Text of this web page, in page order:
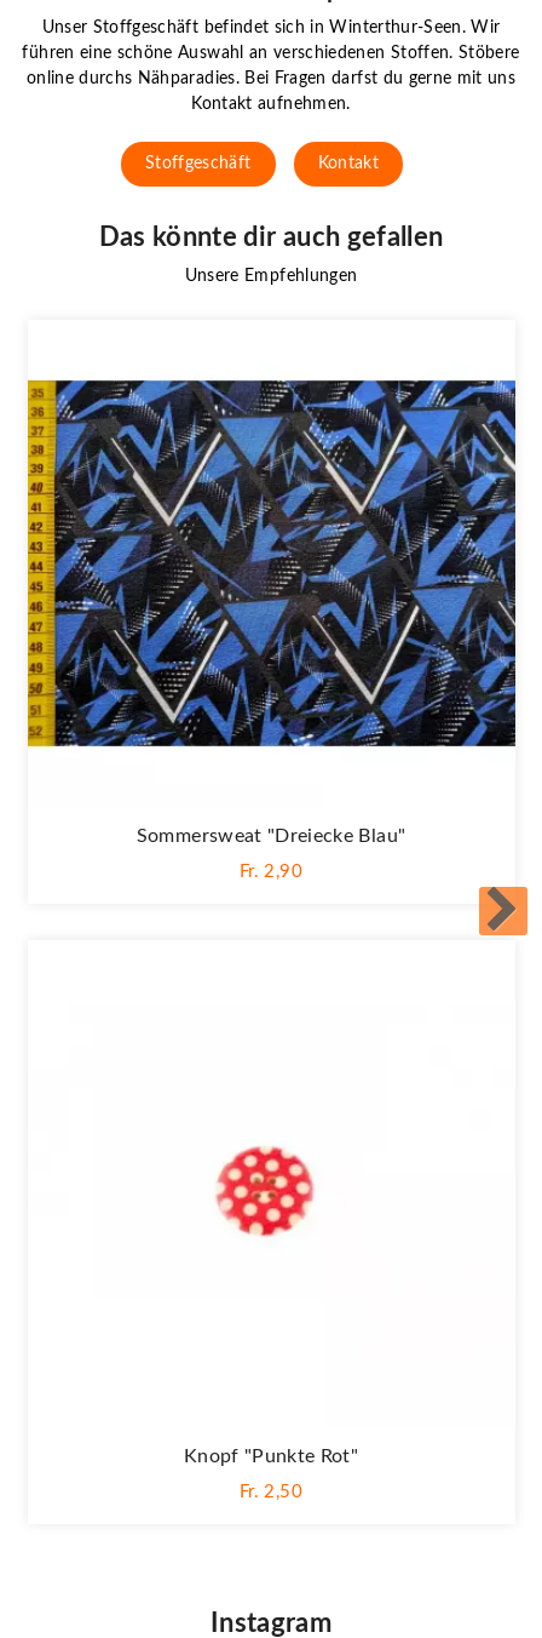
Unser Stoffgeschäft befindet sich in Winterthur-Seen. Wir
führen eine schöne Auswahl an verschiedenen Stoffen. Stöbere
online durchs Nähparadies. Bei Fragen darfst du gerne mit uns
Kontakt aufnehmen.
Stoffgeschäft Kontakt
Das könnte dir auch gefallen
Unsere Empfehlungen
Sommersweat "Dreiecke Blau"
Fr. 2,90
Knopf "Punkte Rot"
Fr. 2,50
Instagram